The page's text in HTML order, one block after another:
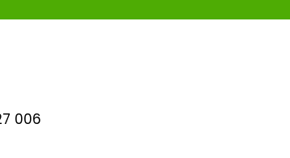
006